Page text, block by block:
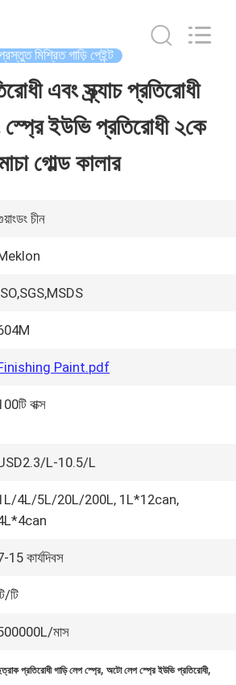
মিশ্রিত গাড়ি পেইন্ট
এবং স্ক্র্যাচ প্রতিরোধী
স্প্রে ইউভি প্রতিরোধী ২কে
গোল্ড কালার
চীন
Paint.pdf
বাক্স
L-10.5/L
4L/5L/20L/200L, 1L*12can,
15 কার্যদিবস
টি
মাস
প্রতিরোধী গাড়ি লেপ স্প্রে,অটো লেপ স্প্রে ইউভি প্রতিরোধী,